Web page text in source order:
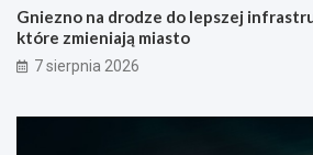
Gniezno na drodze do lepszej
które zmieniają miasto
7 sierpnia 2026